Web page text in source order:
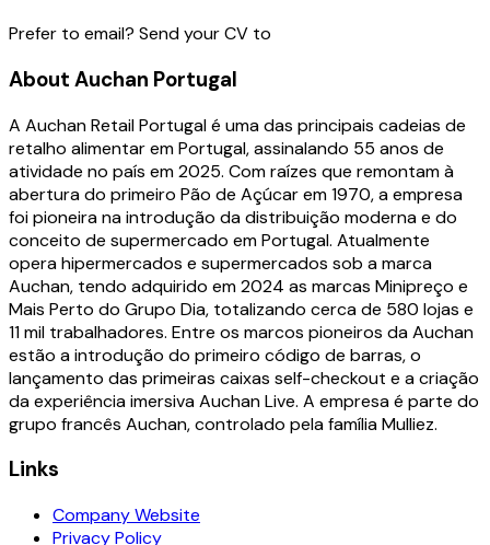
Prefer to email? Send your CV to
About Auchan Portugal
A Auchan Retail Portugal é uma das principais cadeias de
retalho alimentar em Portugal, assinalando 55 anos de
atividade no país em 2025. Com raízes que remontam à
abertura do primeiro Pão de Açúcar em 1970, a empresa
foi pioneira na introdução da distribuição moderna e do
conceito de supermercado em Portugal. Atualmente
opera hipermercados e supermercados sob a marca
Auchan, tendo adquirido em 2024 as marcas Minipreço e
Mais Perto do Grupo Dia, totalizando cerca de 580 lojas e
11 mil trabalhadores. Entre os marcos pioneiros da Auchan
estão a introdução do primeiro código de barras, o
lançamento das primeiras caixas self-checkout e a criação
da experiência imersiva Auchan Live. A empresa é parte do
grupo francês Auchan, controlado pela família Mulliez.
Links
Company Website
Privacy Policy